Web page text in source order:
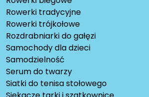
Rowerki tradycyjne
Rowerki trójkołowe
Rozdrabniarki do gałęzi
Samochody dla dzieci
Samodzielność
Serum do twarzy
Siatki do tenisa stołowego